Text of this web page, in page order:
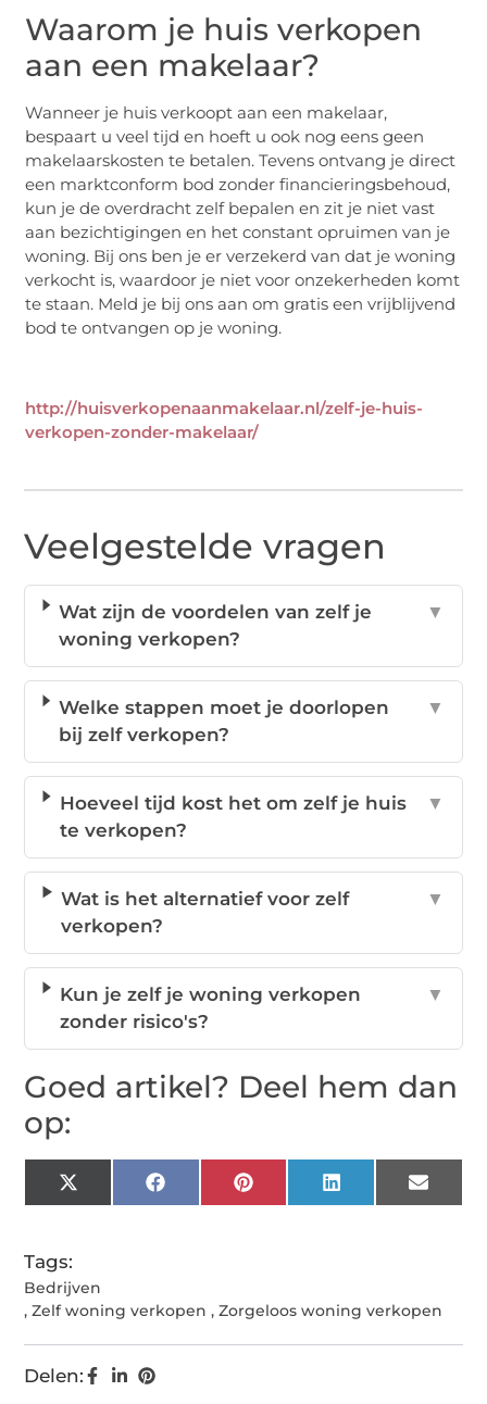
Waarom je huis verkopen
aan een makelaar?
Wanneer je huis verkoopt aan een makelaar,
bespaart u veel tijd en hoeft u ook nog eens geen
makelaarskosten te betalen. Tevens ontvang je direct
een marktconform bod zonder financieringsbehoud,
kun je de overdracht zelf bepalen en zit je niet vast
aan bezichtigingen en het constant opruimen van je
woning. Bij ons ben je er verzekerd van dat je woning
verkocht is, waardoor je niet voor onzekerheden komt
te staan. Meld je bij ons aan om gratis een vrijblijvend
bod te ontvangen op je woning.
http://huisverkopenaanmakelaar.nl/zelf-je-huis-
verkopen-zonder-makelaar/
Veelgestelde vragen
Wat zijn de voordelen van zelf je
woning verkopen?
▼
Welke stappen moet je doorlopen
bij zelf verkopen?
▼
Hoeveel tijd kost het om zelf je huis
te verkopen?
▼
Wat is het alternatief voor zelf
verkopen?
▼
Kun je zelf je woning verkopen
zonder risico's?
▼
Goed artikel? Deel hem dan
op:
X
(Twitter)
FacebookPinterestLinkedIn Email
Tags:
Bedrijven
,Zelf woning verkopen ,Zorgeloos woning verkopen
Delen: